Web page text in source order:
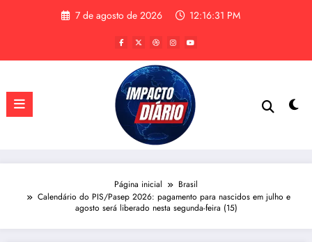
7 de agosto de 2026 12:16:31 PM
Página inicial
Brasil
Calendário do PIS/Pasep 2026: pagamento para nascidos em julho e
agosto será liberado nesta segunda-feira (15)